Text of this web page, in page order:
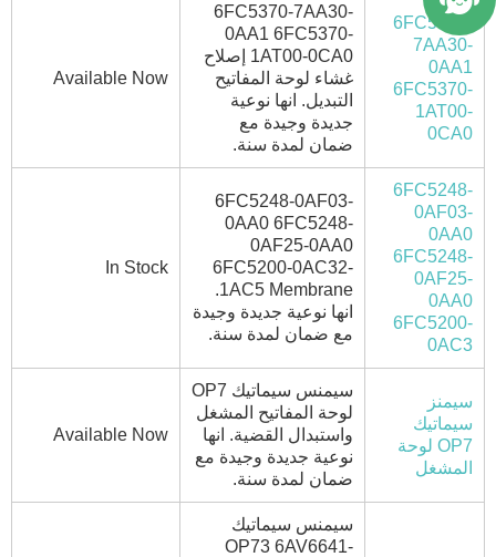
6FC5370-
7AA30-
0AA1
6FC5370-
1AT00-
0CA0
6FC5370-7AA30-
0AA1 6FC5370-
1AT00-0CA0 إصلاح
غشاء لوحة المفاتيح
التبديل. انها نوعية
جديدة وجيدة مع
ضمان لمدة سنة.
Available Now
6FC5248-
0AF03-
0AA0
6FC5248-
0AF25-
0AA0
6FC5200-
0AC3
6FC5248-0AF03-
0AA0 6FC5248-
0AF25-0AA0
6FC5200-0AC32-
1AC5 Membrane.
انها نوعية جديدة وجيدة
مع ضمان لمدة سنة.
In Stock
سيمنز
سيماتيك
OP7 لوحة
المشغل
سيمنس سيماتيك OP7
لوحة المفاتيح المشغل
واستبدال القضية. انها
نوعية جديدة وجيدة مع
ضمان لمدة سنة.
Available Now
سيمنس سيماتيك
OP73 6AV6641-